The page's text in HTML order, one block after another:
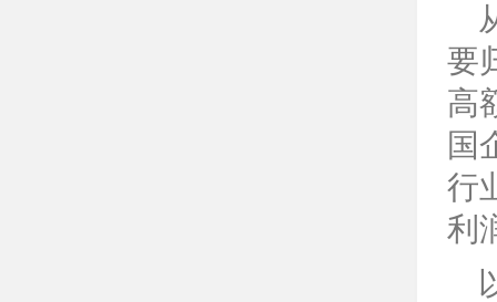
要
高
国
行
利